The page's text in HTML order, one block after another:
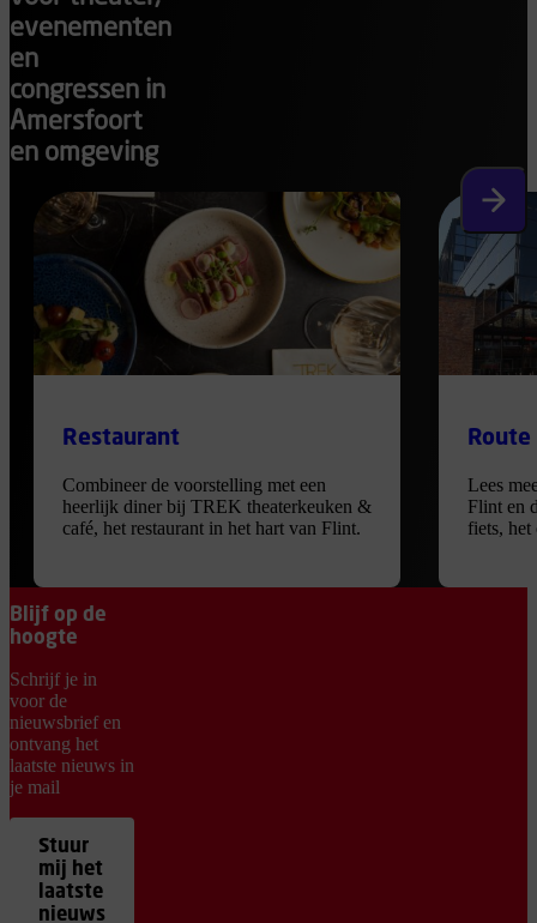
evenementen
en
congressen in
Amersfoort
en omgeving
Restaurant
Combineer de voorstelling met een
heerlijk diner bij TREK theaterkeuken &
café, het restaurant in het hart van Flint.
Lees
Flint en
fiets, het
Blijf op de
hoogte
Schrijf je in
voor de
nieuwsbrief en
ontvang het
laatste nieuws in
je mail
Stuur
mij het
laatste
nieuws